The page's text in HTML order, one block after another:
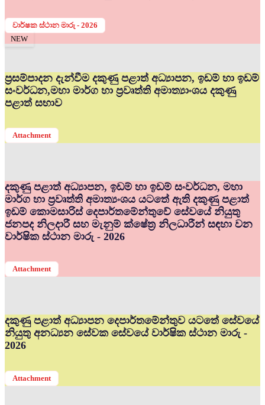
වාර්ෂක ස්ථාන මාරු - 2026
NEW
ප්‍රසම්පාදන දැන්වීම දකුණු පළාත් අධ්‍යාපන, ඉඩම් හා ඉඩම්
සංවර්ධන,මහා මාර්ග හා ප්‍රවෘත්ති අමාත්‍යාංශය දකුණු
පළාත් සභාව
Attachment
දකුණු පළාත් අධ්‍යාපන, ඉඩම් හා ඉඩම් සංවර්ධන, මහා
මාර්ග හා ප්‍රවෘත්ති අමාත්‍යංශය යටතේ ඇති දකුණු පළාත්
ඉඩම් කොමසාරිස් දෙපාර්තමේන්තුවේ සේවයේ නියුතු
ජනපද නිලදාරී සහ මැනුම් ක්ෂේත්‍ර නිලධාරීන් සඳහා වන
වාර්ෂික ස්ථාන මාරු - 2026
Attachment
දකුණු පළාත් අධ්‍යාපන දෙපාර්තමේන්තුව යටතේ සේවයේ
නියුතු අනධ්‍යන සේවක සේවයේ වාර්ෂික ස්ථාන මාරු -
2026
Attachment